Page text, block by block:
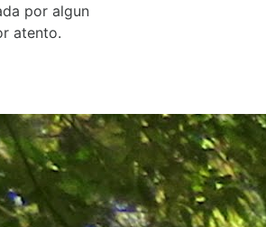
por algun
atento.